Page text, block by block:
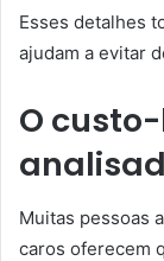
Esses detalhes
ajudam a evitar
O
Muitas pessoas
caros oferecem